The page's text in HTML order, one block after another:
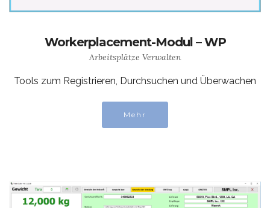
Workerplacement-Modul – WP
Arbeitsplätze Verwalten
Tools zum Registrieren, Durchsuchen und Überwachen
Mehr